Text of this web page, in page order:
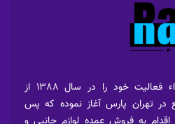
فروشگاه اینترنتی رستل ابتداء فعالیت خود را در سال 1388 از
در تهران پارس آغاز نموده که پس